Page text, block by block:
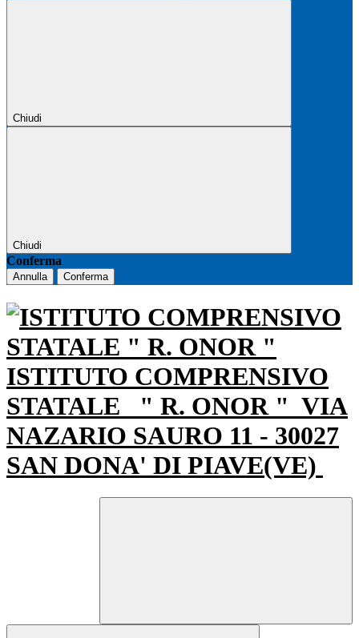
Chiudi
Chiudi
Conferma
Annulla Conferma
ISTITUTO COMPRENSIVO
STATALE
" R. ONOR " VIA
NAZARIO SAURO 11 - 30027
SAN DONA' DI PIAVE(VE)